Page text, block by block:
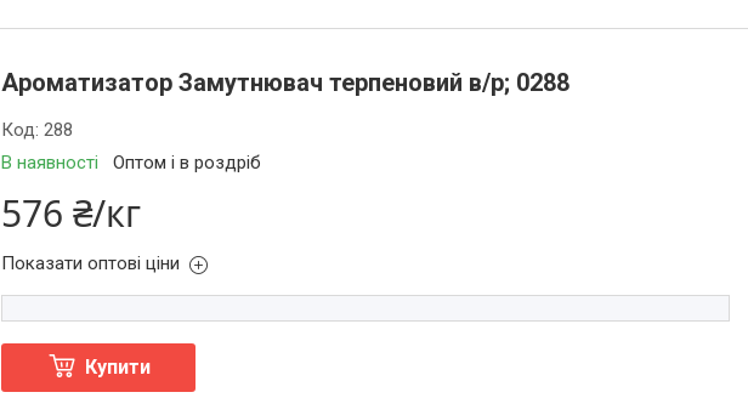
Ароматизатор Замутнювач терпеновий в/р; 0288
В наявності Оптом і в роздріб
Код:288
576 ₴/кг
Показати оптові ціни
Купити